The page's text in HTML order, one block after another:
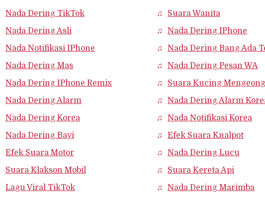
Nada Dering TikTok
Suara Wanita
Nada Dering Asli
Nada Dering IPhone
Nada Notifikasi IPhone
Nada Dering Bang Ada
Nada Dering Mas
Nada Dering Pesan WA
Nada Dering IPhone Remix
Suara Kucing Mengeong
Nada Dering Alarm
Nada Dering Alarm
Nada Dering Korea
Nada Notifikasi Korea
Nada Dering Bayi
Efek Suara Knalpot
Efek Suara Motor
Nada Dering Lucu
Suara Klakson Mobil
Suara Kereta Api
Lagu Viral TikTok
Nada Dering Marimba